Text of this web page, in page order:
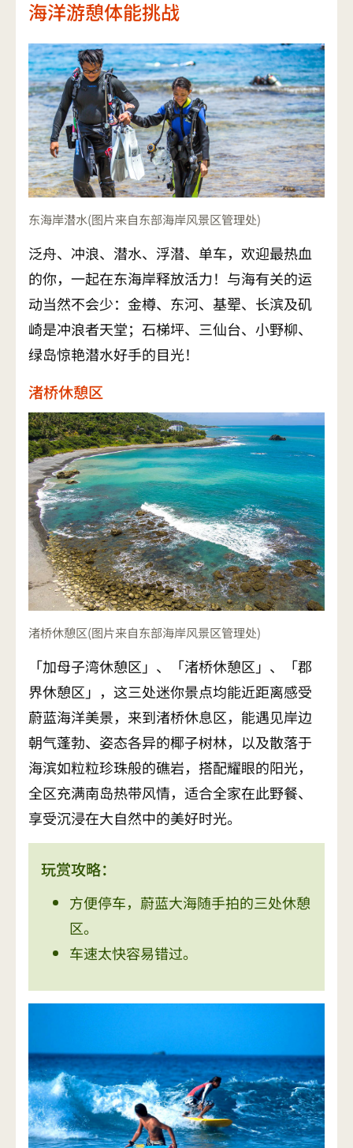
海洋游憩体能挑战
东海岸潜水(图片来自东部海岸风景区管理处)
泛舟、冲浪、潜水、浮潜、单车，欢迎最热血
的你，一起在东海岸释放活力！与海有关的运
动当然不会少：金樽、东河、基翚、长滨及矶
崎是冲浪者天堂；石梯坪、三仙台、小野柳、
绿岛惊艳潜水好手的目光！
渚桥休憩区
渚桥休憩区(图片来自东部海岸风景区管理处)
「加母子湾休憩区」、「渚桥休憩区」、「郡
界休憩区」，这三处迷你景点均能近距离感受
蔚蓝海洋美景，来到渚桥休息区，能遇见岸边
朝气蓬勃、姿态各异的椰子树林，以及散落于
海滨如粒粒珍珠般的礁岩，搭配耀眼的阳光，
全区充满南岛热带风情，适合全家在此野餐、
享受沉浸在大自然中的美好时光。
玩赏攻略：
方便停车，蔚蓝大海随手拍的三处休憩
区。
车速太快容易错过。